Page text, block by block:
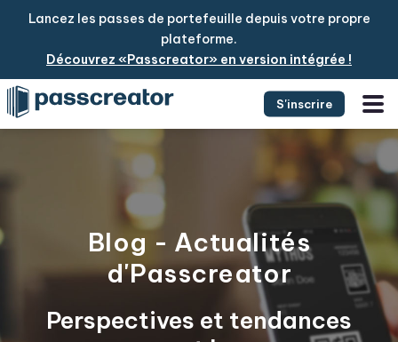
Lancez les passes de portefeuille depuis votre propre
plateforme.
Découvrez «Passcreator» en version intégrée !
S'inscrire
Blog - Actualités
d'Passcreator
Perspectives et tendances